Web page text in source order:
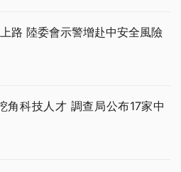
路 陸委會示警增赴中安全風險
角科技人才 調查局公布17家中